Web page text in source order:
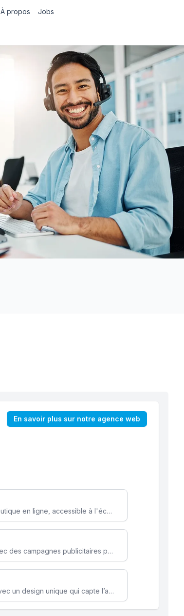
À propos Jobs
En savoir plus sur notre agence web
Transformez votre activité avec une boutique en ligne, accessible à l'échelle mondiale 24/7.
Attirez des clients ciblés rapidement avec des campagnes publicitaires payantes optimisées pour vos objectifs.
Renforcez l’identité de votre marque avec un design unique qui capte l’attention et engage vos clients.